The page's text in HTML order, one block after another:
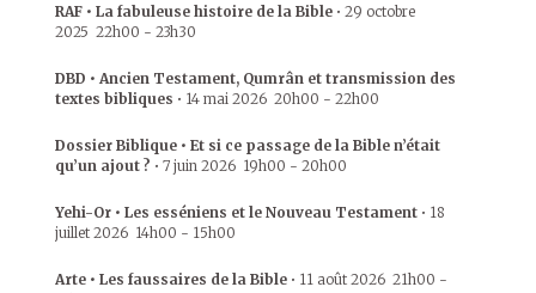
RAF • La fabuleuse histoire de la Bible • 29 octobre
2025 22h00 - 23h30
DBD • Ancien Testament, Qumrân et transmission des
textes bibliques • 14 mai 2026 20h00 - 22h00
Dossier Biblique • Et si ce passage de la Bible n’était
qu’un ajout ? • 7 juin 2026 19h00 - 20h00
Yehi-Or • Les esséniens et le Nouveau Testament • 18
juillet 2026 14h00 - 15h00
Arte • Les faussaires de la Bible • 11 août 2026 21h00 -